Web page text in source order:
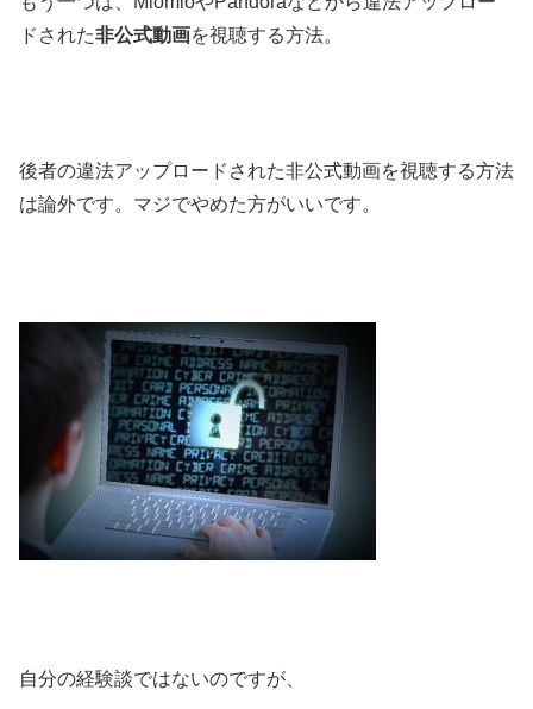
ドされた非公式動画を視聴する方法。
後者の違法アップロードされた非公式動画を視聴する方法
は論外です。マジでやめた方がいいです。
自分の経験談ではないのですが、